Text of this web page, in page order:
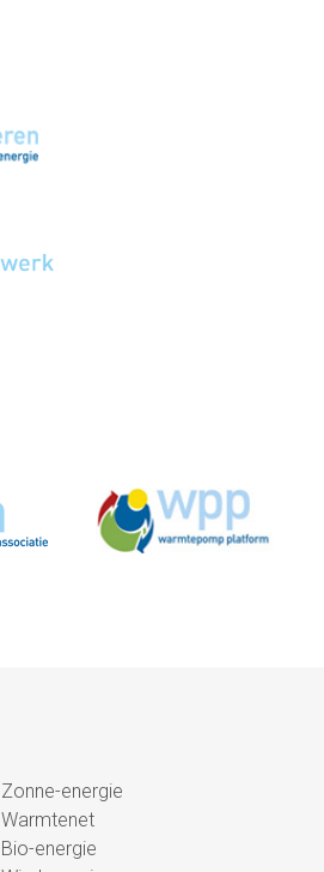
Zonne-energie
Warmtenet
Bio-energie